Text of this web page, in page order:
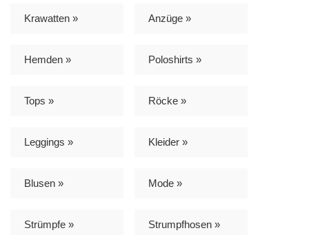
Krawatten » Anzüge »
Hemden » Poloshirts »
Tops » Röcke »
Leggings » Kleider »
Blusen » Mode »
Strümpfe » Strumpfhosen »